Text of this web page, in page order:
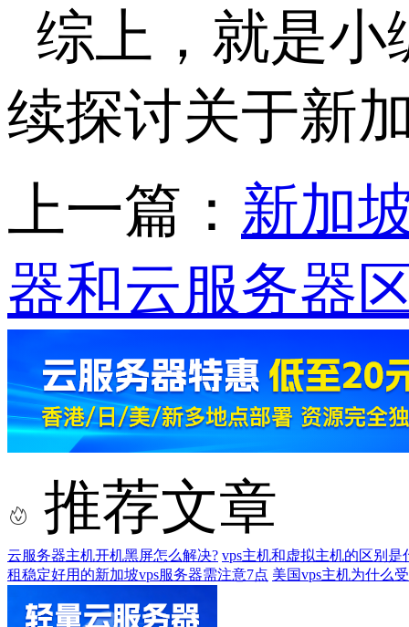
综上，就是小
续探讨关于新
上一篇： 新加
器和云服务器
推荐文章
云服务器主机开机黑屏怎么解决? vps主机和虚拟主机的区别是
租稳定好用的新加坡vps服务器需注意7点 美国vps主机为什么